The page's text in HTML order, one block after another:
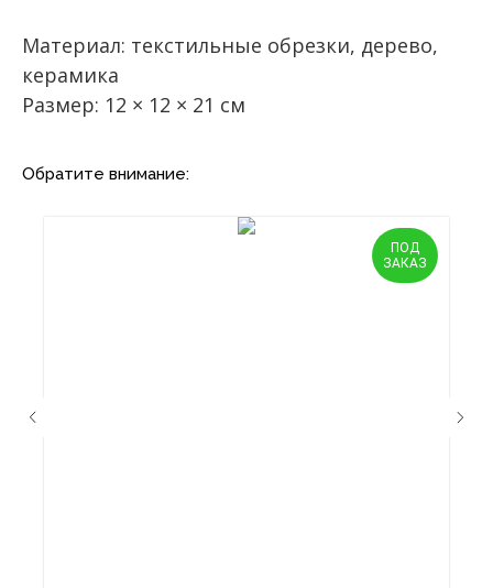
Материал: текстильные обрезки, дерево,
керамика
Размер: 12 × 12 × 21 см
Обратите внимание:
ПОД
ЗАКАЗ